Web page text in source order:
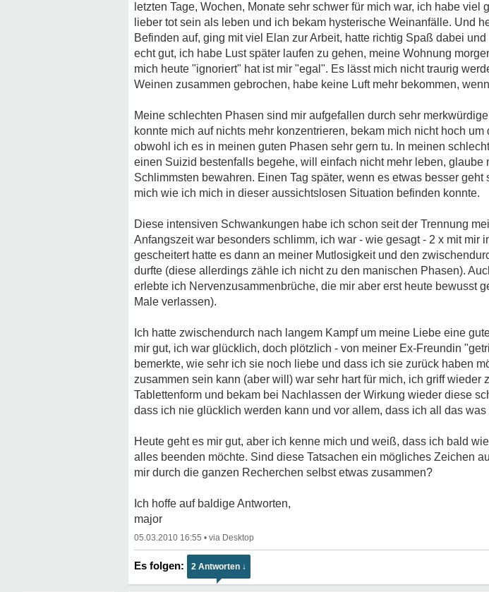
letzten Tage, Wochen, Monate sehr schwer für mich war, ich habe
lieber tot sein als leben und ich bekam hysterische Weinanfälle. Und
Befinden auf, ging mit viel Elan zur Arbeit, hatte richtig Spaß dabei
echt gut, ich habe Lust später laufen zu gehen, meine Wohnung
mich heute "ignoriert" hat ist mir "egal". Es lässt mich nicht traurig
Weinen zusammen gebrochen, habe keine Luft mehr bekommen,
Meine schlechten Phasen sind mir aufgefallen durch sehr
konnte mich auf nichts mehr konzentrieren, bekam mich nicht hoch
obwohl ich es in meinen guten Phasen sehr gern tu. In meinen
einen Suizid bestenfalls begehe, will einfach nicht mehr leben,
Schlimmsten bewahren. Einen Tag später, wenn es etwas besser
mich wie ich mich in dieser aussichtslosen Situation befinden konnte.
Diese intensiven Schwankungen habe ich schon seit der Trennung
Anfangszeit war besonders schlimm, ich war - wie gesagt - 2 x mit
gescheitert hatte es dann an meiner Mutlosigkeit und den
durfte (diese allerdings zähle ich nicht zu den manischen Phasen).
erlebte ich Nervenzusammenbrüche, die mir aber erst heute bewusst
Male verlassen).
Ich hatte zwischendurch nach langem Kampf um meine Liebe eine
mir gut, ich war glücklich, doch plötzlich - von meiner Ex-Freundin
bemerkte, wie sehr ich sie noch liebe und dass ich sie zurück haben
zusammen sein kann (aber will) war sehr hart für mich, ich griff
Tablettenform und bekam bei Nachlassen der Wirkung wieder diese
dass ich nie glücklich werden kann und vor allem, dass ich all das
Heute geht es mir gut, aber ich kenne mich und weiß, dass ich bald
alles beenden möchte. Sind diese Tatsachen ein mögliches Zeichen
mir durch die ganzen Recherchen selbst etwas zusammen?
Ich hoffe auf baldige Antworten,
major
05.03.2010 16:55 •
2 Antworten ↓